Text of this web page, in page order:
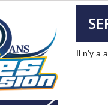
Il n'y a